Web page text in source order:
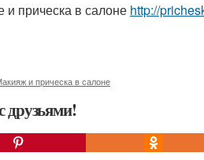
прическа в салоне http://
и прическа в салоне
друзьями!